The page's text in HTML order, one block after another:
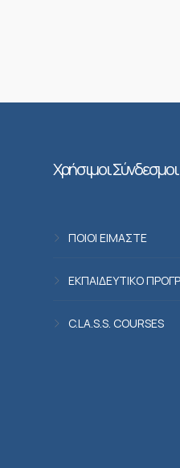
Χρήσιμοι Σύνδεσμοι
ΠΟΙΟΙ ΕΙΜΑΣΤΕ
ΕΚΠΑΙΔΕΥΤΙΚΟ
C.LA.S.S. COURSES